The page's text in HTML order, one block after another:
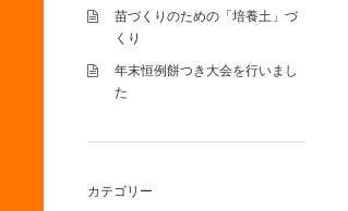
苗づくりのための「培養土」づ
くり
年末恒例餅つき大会を行いまし
た
カテゴリー